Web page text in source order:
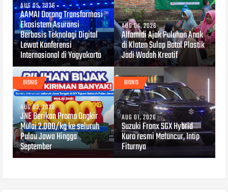
AUG 05, 2026
AAMAI Dorong Transformasi
Ekosistem Asuransi
Berbasis Teknologi Digital
Lewat Konferensi
Internasional di Yogyakarta
AUG 04, 2026
Alfamidi Ajak Puluhan Anak
di Klaten Sulap Botol Plastik
Jadi Wadah Kreatif
BISNIS
AUG 03, 2026
JNE Berikan Promo Ongkir
Mulai 2.000/kg ke seluruh
Pulau Jawa Hingga
September
BISNIS
AUG 01, 2026
Suzuki Fronx SGX Hybrid
Kuro resmi Meluncur, Intip
Fiturnya